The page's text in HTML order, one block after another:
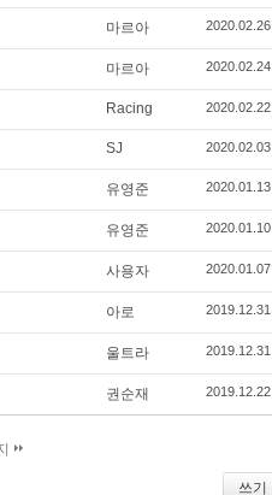
마르아 2020.02.26
마르아 2020.02.24
Racing 2020.02.22
SJ 2020.02.03
유영준 2020.01.13
유영준 2020.01.10
사용자 2020.01.07
아로 2019.12.31
울트라 2019.12.31
권순재 2019.12.22
쓰기